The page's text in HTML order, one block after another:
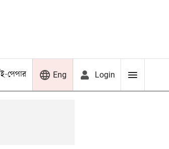
ই-পেপার Eng Login